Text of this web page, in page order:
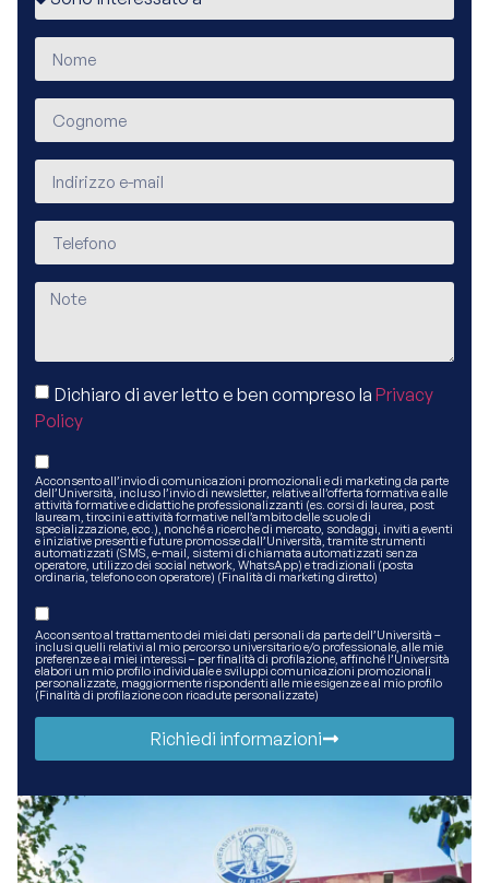
Dichiaro di aver letto e ben compreso la Privacy
Policy
Acconsento all’invio di comunicazioni promozionali e di marketing da parte
dell’Università, incluso l’invio di newsletter, relative all’offerta formativa e alle
attività formative e didattiche professionalizzanti (es. corsi di laurea, post
lauream, tirocini e attività formative nell’ambito delle scuole di
specializzazione, ecc.), nonché a ricerche di mercato, sondaggi, inviti a eventi
e iniziative presenti e future promosse dall’Università, tramite strumenti
automatizzati (SMS, e-mail, sistemi di chiamata automatizzati senza
operatore, utilizzo dei social network, WhatsApp) e tradizionali (posta
ordinaria, telefono con operatore) (Finalità di marketing diretto)
Acconsento al trattamento dei miei dati personali da parte dell’Università –
inclusi quelli relativi al mio percorso universitario e/o professionale, alle mie
preferenze e ai miei interessi – per finalità di profilazione, affinché l’Università
elabori un mio profilo individuale e sviluppi comunicazioni promozionali
personalizzate, maggiormente rispondenti alle mie esigenze e al mio profilo
(Finalità di profilazione con ricadute personalizzate)
Richiedi informazioni